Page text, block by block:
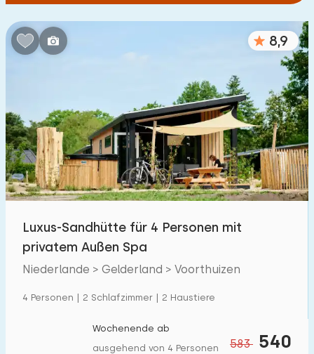
8,9
Luxus-Sandhütte für 4 Personen mit
privatem Außen Spa
Niederlande > Gelderland > Voorthuizen
4 Personen | 2 Schlafzimmer | 2 Haustiere
583 540
Wochenende ab
ausgehend von 4 Personen